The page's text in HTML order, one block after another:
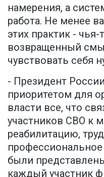
намерения, а
работа. Не менее
этих практик - чья-
возвращенный
чувствовать себя
- Президент
приоритетом для
власти все, что
участников СВО к
реабилитацию,
профессиональное
были
каждый участник